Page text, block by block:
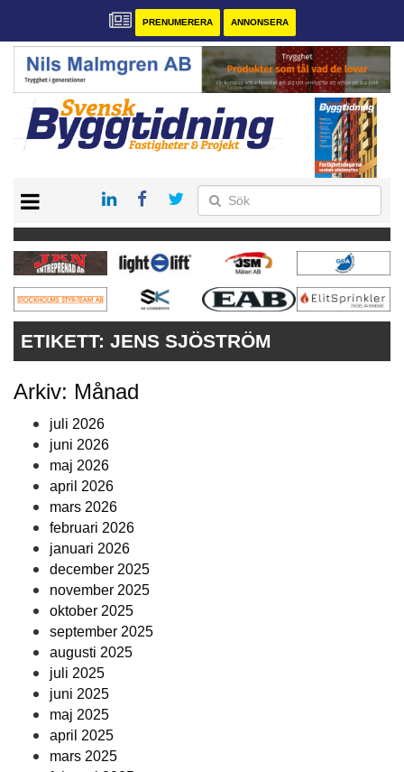
PRENUMERERA ANNONSERA
PRENUMERERA
VÅRA ANDRA MAGASIN
ANNONSERA
KONTAKT
ETIKETT: JENS SJÖSTRÖM
Arkiv: Månad
juli 2026
juni 2026
maj 2026
april 2026
mars 2026
februari 2026
januari 2026
december 2025
november 2025
oktober 2025
september 2025
augusti 2025
juli 2025
juni 2025
maj 2025
april 2025
mars 2025